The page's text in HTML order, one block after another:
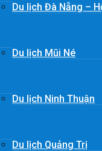
Du lịch Đà Nẵng –
Du lịch Mũi Né
Du lịch Ninh Thuận
Du lịch Quảng Trị